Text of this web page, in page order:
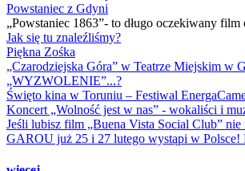
Powstaniec z Gdyni
„Powstaniec 1863”- to długo oczekiwany
Jak się tu znaleźliśmy?
Piękna Zośka
„Czarodziejska Góra” w Teatrze Miejskim w
„WYZWOLENIE”...?
Święto kina w Toruniu – Festiwal
Koncert „Wolność jest w nas” - wokaliści i
Jeśli lubisz film „Buena Vista Social Club” nie
GAROU już 25 i 27 lutego wystąpi w